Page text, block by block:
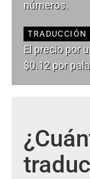
números.
TRADUCCIÓN
El precio por
$0.12 por